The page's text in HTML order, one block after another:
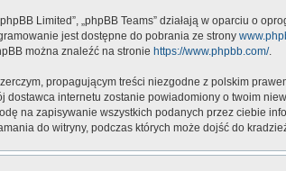
„phpBB Limited”, „phpBB Teams” działają w oparciu
jest dostępne do pobrania ze strony
można znaleźć na stronie https://www.phpbb.com/.
propagującym treści niezgodne z polskim
internetu zostanie powiadomiony o twoim
na zapisywanie wszystkich podanych przez ciebie
do witryny, podczas których może dojść do